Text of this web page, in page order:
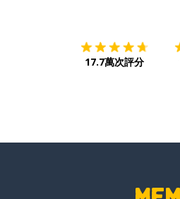
17.7萬次評分